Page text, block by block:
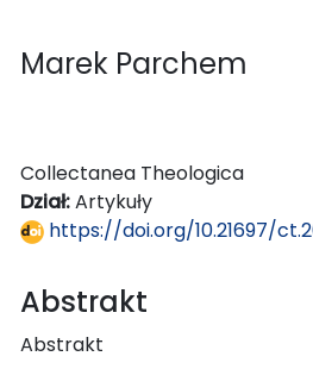
Marek Parchem
Collectanea Theologica
Dział:Artykuły
https://doi.org/10.21697/
Abstrakt
Abstrakt